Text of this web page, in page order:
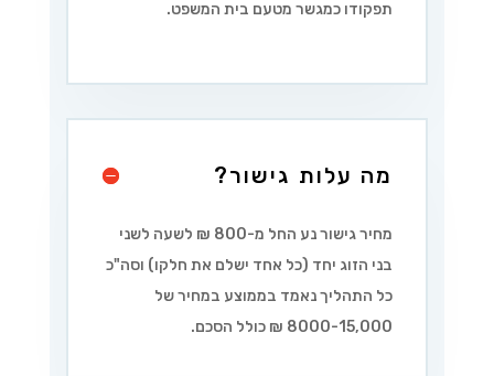
תפקודו כמגשר מטעם בית המשפט.
מה עלות גישור?
מחיר גישור נע החל מ-800 ₪ לשעה לשני
בני הזוג יחד (כל אחד ישלם את חלקו) וסה"כ
כל התהליך נאמד בממוצע במחיר של
8000-15,000 ₪ כולל הסכם.